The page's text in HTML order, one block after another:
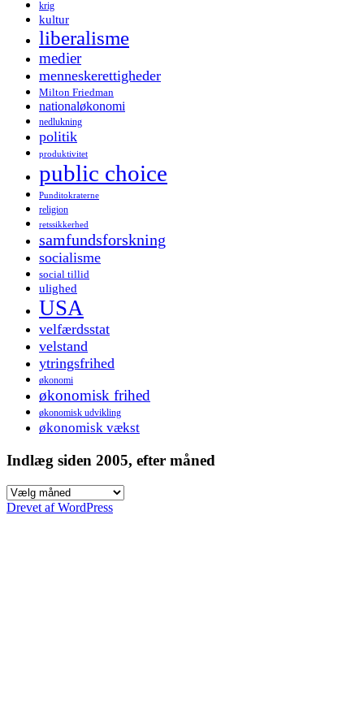
krig
kultur
liberalisme
medier
menneskerettigheder
Milton Friedman
nationaløkonomi
nedlukning
politik
produktivitet
public choice
Punditokraterne
religion
retssikkerhed
samfundsforskning
socialisme
social tillid
ulighed
USA
velfærdsstat
velstand
ytringsfrihed
økonomi
økonomisk frihed
økonomisk udvikling
økonomisk vækst
Indlæg siden 2005, efter måned
Indlæg
siden
Drevet af WordPress